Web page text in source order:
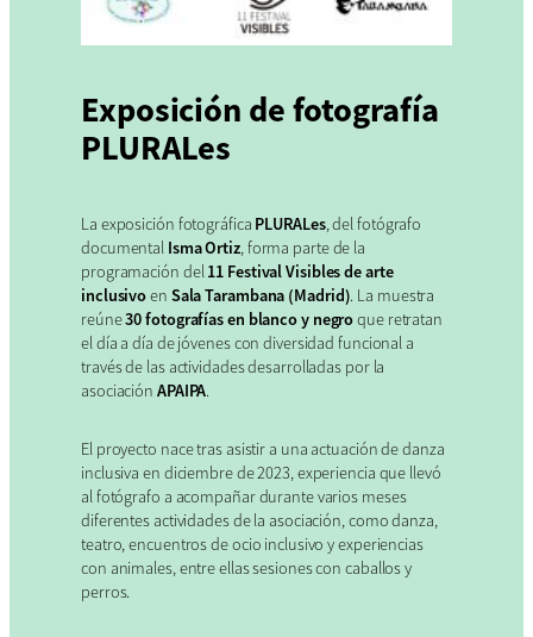
Exposición de fotografía
PLURALes
La exposición fotográfica PLURALes, del fotógrafo
documental Isma Ortiz, forma parte de la
programación del11 Festival Visibles de arte
inclusivoen Sala Tarambana (Madrid). La muestra
reúne30 fotografías en blanco y negroque retratan
el día a día de jóvenes con diversidad funcional a
través de las actividades desarrolladas por la
asociación APAIPA.
El proyecto nace tras asistir a una actuación de danza
inclusiva en diciembre de 2023, experiencia que llevó
al fotógrafo a acompañar durante varios meses
diferentes actividades de la asociación, como danza,
teatro, encuentros de ocio inclusivo y experiencias
con animales, entre ellas sesiones con caballos y
perros.